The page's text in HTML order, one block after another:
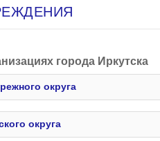
города Иркутска
округа
округа